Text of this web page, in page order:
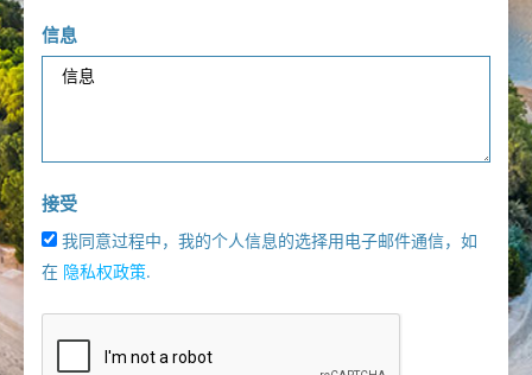
信息
接受
我同意过程中，我的个人信息的选择用电子邮件通信，如
在 隐私权政策.